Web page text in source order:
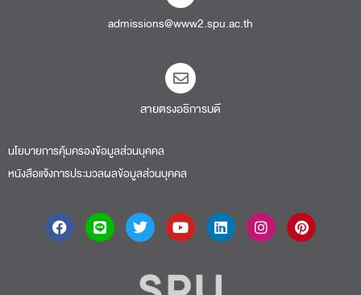
admissions@www2.spu.ac.th
สายตรงอธิการบดี​
นโยบายการคุ้มครองข้อมูลส่วนบุคคล
หนังสือแจ้งการประมวลผลข้อมูลส่วนบุคคล